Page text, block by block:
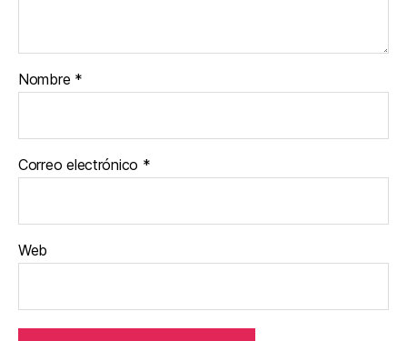
Nombre *
Correo electrónico *
Web